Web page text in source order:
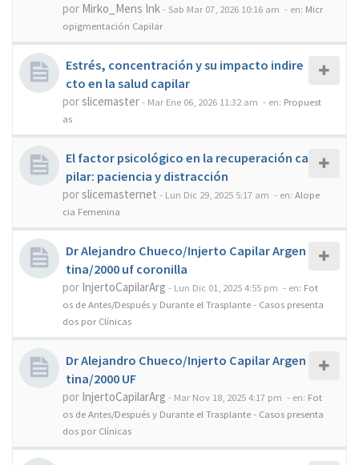
por Mirko_Mens Ink- Sab Mar 07, 2026 10:16 am - en: Micr
opigmentación Capilar
Estrés, concentración y su impacto indire
cto en la salud capilar
porslicemaster- Mar Ene 06, 2026 11:32 am - en: Propuest
as
El factor psicológico en la recuperación ca
pilar: paciencia y distracción
porslicemasternet - Lun Dic 29, 2025 5:17 am - en: Alope
cia Femenina
Dr Alejandro Chueco/Injerto Capilar Argen
tina/2000 uf coronilla
por InjertoCapilarArg - Lun Dic 01, 2025 4:55 pm - en: Fot
os de Antes/Después y Durante el Trasplante - Casos presenta
dos por Clínicas
Dr Alejandro Chueco/Injerto Capilar Argen
tina/2000 UF
por InjertoCapilarArg - Mar Nov 18, 2025 4:17 pm - en: Fot
os de Antes/Después y Durante el Trasplante - Casos presenta
dos por Clínicas